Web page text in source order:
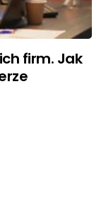
firm. Jak